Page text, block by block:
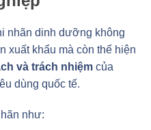
nhãn dinh dưỡng không
xuất khẩu mà còn thể hiện
và trách nhiệm của
dùng quốc tế.
như: